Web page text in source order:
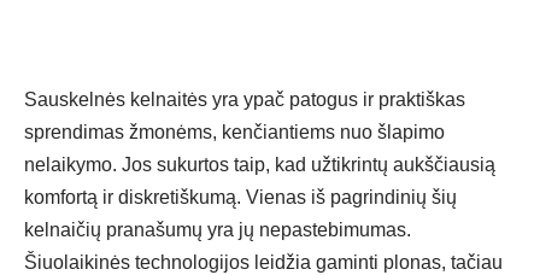
Sauskelnės kelnaitės yra ypač patogus ir praktiškas
sprendimas žmonėms, kenčiantiems nuo šlapimo
nelaikymo. Jos sukurtos taip, kad užtikrintų aukščiausią
komfortą ir diskretiškumą. Vienas iš pagrindinių šių
kelnaičių pranašumų yra jų nepastebimumas.
Šiuolaikinės technologijos leidžia gaminti plonas, tačiau